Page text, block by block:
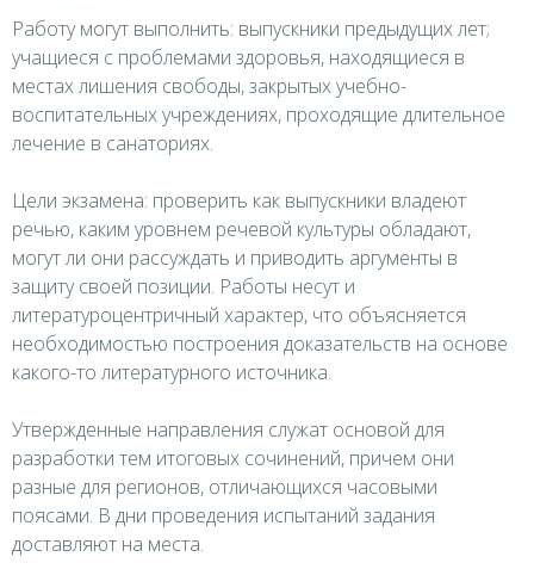
Работу могут выполнить: выпускники предыдущих лет;
учащиеся с проблемами здоровья, находящиеся в
местах лишения свободы, закрытых учебно-
воспитательных учреждениях, проходящие длительное
лечение в санаториях.
Цели экзамена: проверить как выпускники владеют
речью, каким уровнем речевой культуры обладают,
могут ли они рассуждать и приводить аргументы в
защиту своей позиции. Работы несут и
литературоцентричный характер, что объясняется
необходимостью построения доказательств на основе
какого-то литературного источника.
Утвержденные направления служат основой для
разработки тем итоговых сочинений, причем они
разные для регионов, отличающихся часовыми
поясами. В дни проведения испытаний задания
доставляют на места.